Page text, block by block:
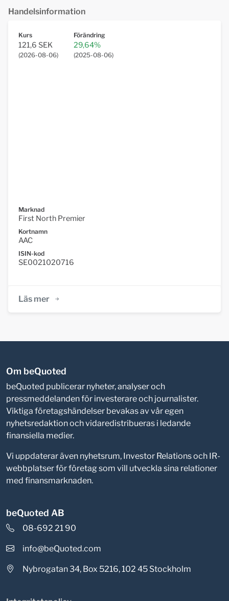
Handelsinformation
Kurs
121,6 SEK
(2026-08-06)
Förändring
29,64%
(2025-08-06)
Marknad
First North Premier
Kortnamn
AAC
ISIN-kod
SE0021020716
Läs mer
Om beQuoted
beQuoted publicerar nyheter, analyser och
pressmeddelanden för investerare och journalister.
Viktiga företagshändelser bevakas av vår egen
nyhetsredaktion och vidaredistribueras i ledande
finansiella medier.
Vi uppdaterar även nyhetsrum, Investor Relations och IR-
webbplatser för företag som vill utveckla sina relationer
med finansmarknaden.
beQuoted AB
08-692 21 90
info@beQuoted.com
Nybrogatan 34, Box 5216, 102 45 Stockholm